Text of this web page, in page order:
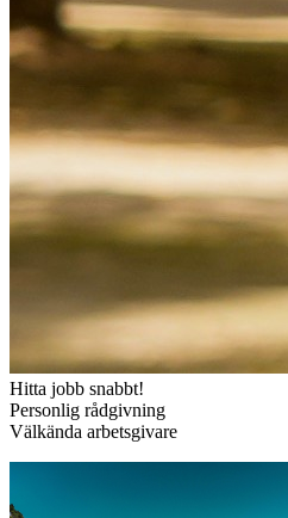
Hitta jobb snabbt!
Personlig rådgivning
Välkända arbetsgivare